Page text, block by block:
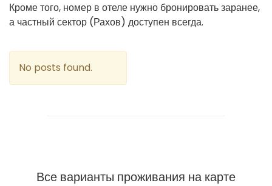
Кроме того, номер в отеле нужно бронировать заранее,
а частный сектор (Рахов) доступен всегда.
No posts found.
Все варианты проживания на карте